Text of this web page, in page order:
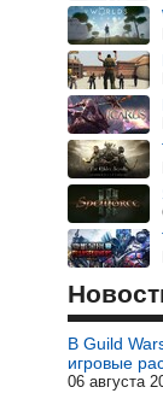
В Guild
игровые
06 августа